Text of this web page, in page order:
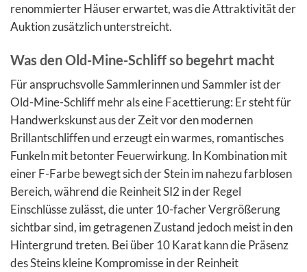
renommierter Häuser erwartet, was die Attraktivität der
Auktion zusätzlich unterstreicht.
Was den Old-Mine-Schliff so begehrt macht
Für anspruchsvolle Sammlerinnen und Sammler ist der
Old-Mine-Schliff mehr als eine Facettierung: Er steht für
Handwerkskunst aus der Zeit vor den modernen
Brillantschliffen und erzeugt ein warmes, romantisches
Funkeln mit betonter Feuerwirkung. In Kombination mit
einer F-Farbe bewegt sich der Stein im nahezu farblosen
Bereich, während die Reinheit SI2 in der Regel
Einschlüsse zulässt, die unter 10-facher Vergrößerung
sichtbar sind, im getragenen Zustand jedoch meist in den
Hintergrund treten. Bei über 10 Karat kann die Präsenz
des Steins kleine Kompromisse in der Reinheit